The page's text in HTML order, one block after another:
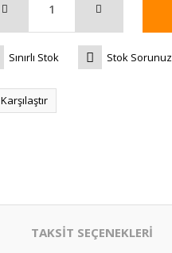
Sınırlı Stok Stok Sorunuz
Karşılaştır
TAKSİT SEÇENEKLERİ